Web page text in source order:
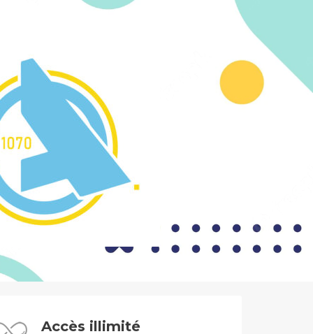
Accès illimité